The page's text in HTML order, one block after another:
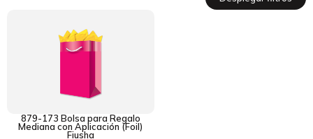
879-173 Bolsa para Regalo
Mediana con Aplicación (Foil)
Fiusha